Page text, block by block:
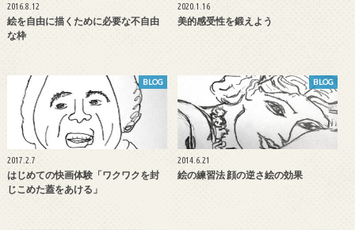
2016.8.12
絵を自由に描くために必要な不自由
な枠
2020.1.16
美的感受性を鍛えよう
BLOG
2017.2.7
はじめての快画体験「ワクワクを封
じこめた蓋をあける」
BLOG
2014.6.21
絵の練習法 顔の逆さ絵の効果